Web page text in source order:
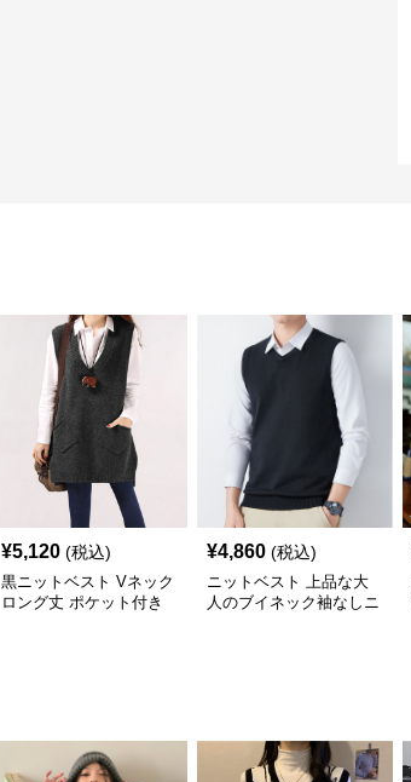
¥5,120 (税込)
黒ニットベスト Vネック
ロング丈 ポケット付き
¥4,860 (税込)
ニットベスト 上品な大
人のブイネック袖なしニ